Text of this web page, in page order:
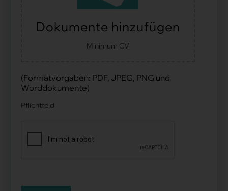
Dokumente hinzufügen
Minimum CV
(Formatvorgaben: PDF, JPEG, PNG und
Worddokumente)
Pflichtfeld